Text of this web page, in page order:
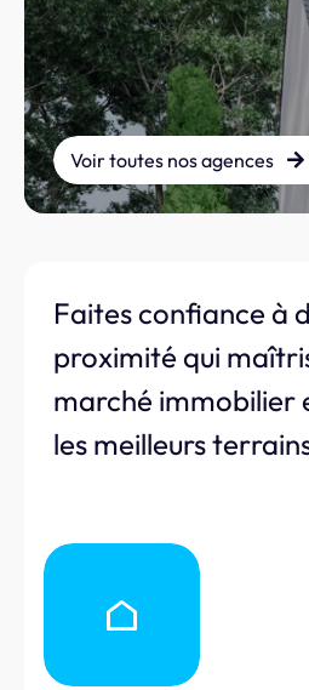
Voir toutes nos agences
Faites confiance à
proximité qui
marché immobilier
les meilleurs